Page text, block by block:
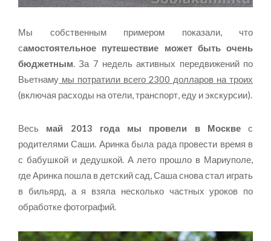
Мы собственным примером показали, что
самостоятельное путешествие может быть очень
бюджетным. За 7 недель активных передвижений по
Вьетнаму мы потратили всего 2300 долларов на троих
(включая расходы на отели, транспорт, еду и экскурсии).
Весь май 2013 года мы провели в Москвес
родителями Саши. Аринка была рада провести время в
с бабушкой и дедушкой. А лето прошло в Мариуполе,
где Аринка пошла в детский сад, Саша снова стал играть
в бильярд, а я взяла несколько частных уроков по
обработке фотографий.